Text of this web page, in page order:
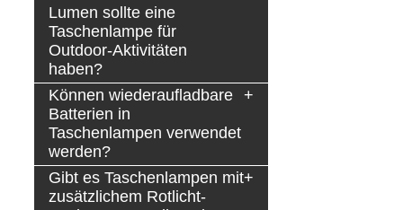
Lumen sollte eine
Taschenlampe für
Outdoor-Aktivitäten
haben?
Können wiederaufladbare
Batterien in
Taschenlampen verwendet
werden?
Gibt es Taschenlampen mit
zusätzlichem Rotlicht-